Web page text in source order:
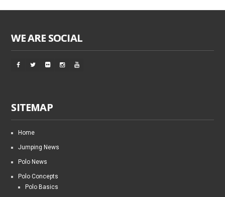
WE ARE SOCIAL
SITEMAP
Home
Jumping News
Polo News
Polo Concepts
Polo Basics